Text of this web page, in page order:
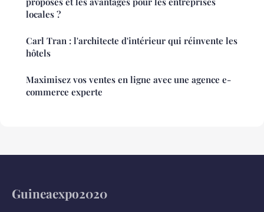
locales ?
Carl Tran : l'architecte d'intérieur qui réinvente les
hôtels
Maximisez vos ventes en ligne avec une agence e-
commerce experte
Guineaexpo2020